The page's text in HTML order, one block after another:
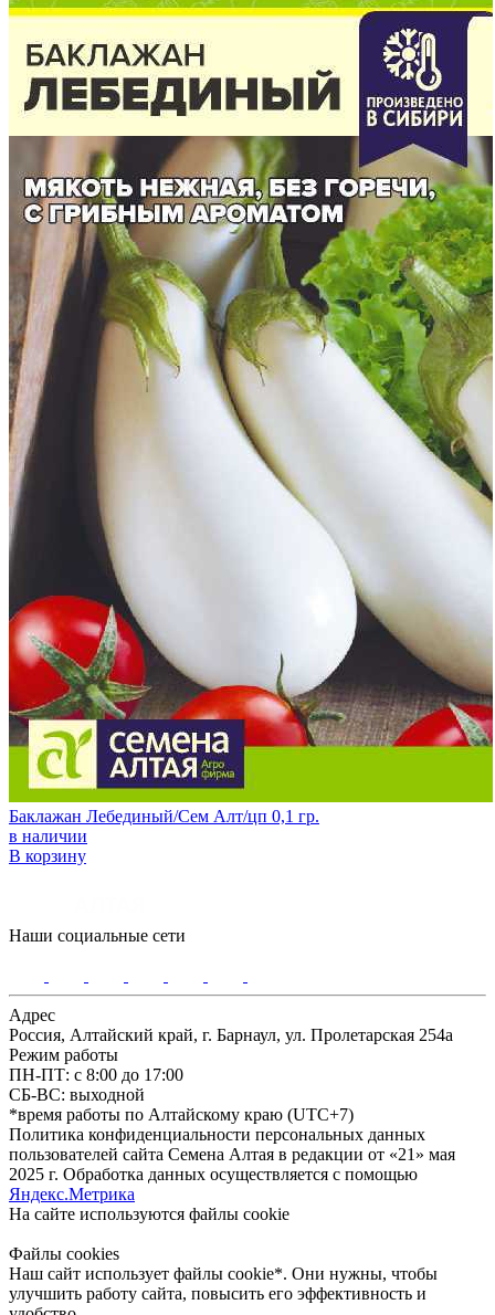
Баклажан Лебединый/Сем Алт/цп 0,1 гр.
в наличии
В корзину
Наши социальные сети
Адрес
Россия, Алтайский край, г. Барнаул, ул. Пролетарская 254а
Режим работы
ПН-ПТ: с 8:00 до 17:00
СБ-ВС: выходной
*время работы по Алтайскому краю (UTC+7)
Политика конфиденциальности персональных данных
пользователей сайта Семена Алтая в редакции от «21» мая
2025 г. Обработка данных осуществляется с помощью
Яндекс.Метрика
На сайте используются файлы сookie
Файлы cookies
Наш сайт использует файлы cookie*. Они нужны, чтобы
улучшить работу сайта, повысить его эффективность и